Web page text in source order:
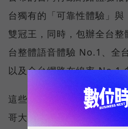
台獨有的「可靠性體驗」
雙冠王，同時，包辦全台
台整體語音體驗 No.1、全
以及全台網路在線率 No.1
這些獎項反映的不只是網
哥大長期投入頻譜布局、